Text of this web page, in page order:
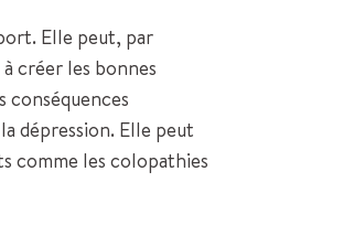
Elle peut, par
créer les bonnes
dépression. Elle peut
comme les colopathies